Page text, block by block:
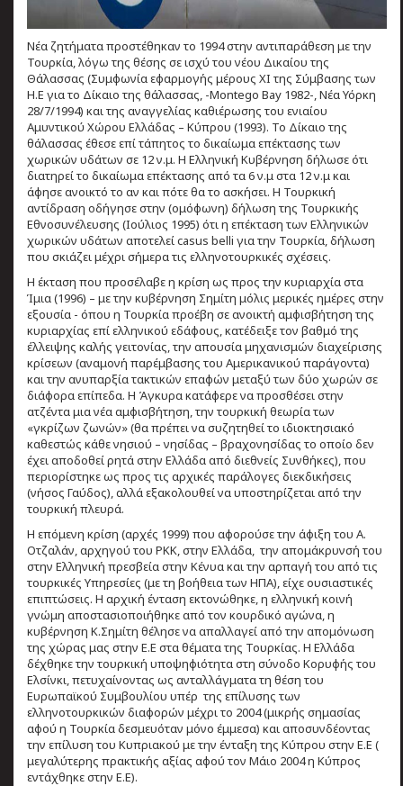
Νέα ζητήματα προστέθηκαν το 1994 στην αντιπαράθεση με την
Τουρκία, λόγω της θέσης σε ισχύ του νέου Δικαίου της
Θάλασσας (Συμφωνία εφαρμογής μέρους ΧΙ της Σύμβασης των
Η.Ε για το Δίκαιο της θάλασσας, -Montego Bay 1982-, Νέα Υόρκη
28/7/1994) και της αναγγελίας καθιέρωσης του ενιαίου
Αμυντικού Χώρου Ελλάδας – Κύπρου (1993). Το Δίκαιο της
θάλασσας έθεσε επί τάπητος το δικαίωμα επέκτασης των
χωρικών υδάτων σε 12 ν.μ. Η Ελληνική Κυβέρνηση δήλωσε ότι
διατηρεί το δικαίωμα επέκτασης από τα 6 ν.μ στα 12 ν.μ και
άφησε ανοικτό το αν και πότε θα το ασκήσει. Η Τουρκική
αντίδραση οδήγησε στην (ομόφωνη) δήλωση της Τουρκικής
Εθνοσυνέλευσης (Ιούλιος 1995) ότι η επέκταση των Ελληνικών
χωρικών υδάτων αποτελεί casus belli για την Τουρκία, δήλωση
που σκιάζει μέχρι σήμερα τις ελληνοτουρκικές σχέσεις.
Η έκταση που προσέλαβε η κρίση ως προς την κυριαρχία στα
Ίμια (1996) – με την κυβέρνηση Σημίτη μόλις μερικές ημέρες στην
εξουσία - όπου η Τουρκία προέβη σε ανοικτή αμφισβήτηση της
κυριαρχίας επί ελληνικού εδάφους, κατέδειξε τον βαθμό της
έλλειψης καλής γειτονίας, την απουσία μηχανισμών διαχείρισης
κρίσεων (αναμονή παρέμβασης του Αμερικανικού παράγοντα)
και την ανυπαρξία τακτικών επαφών μεταξύ των δύο χωρών σε
διάφορα επίπεδα. Η Άγκυρα κατάφερε να προσθέσει στην
ατζέντα μια νέα αμφισβήτηση, την τουρκική θεωρία των
«γκρίζων ζωνών» (θα πρέπει να συζητηθεί το ιδιοκτησιακό
καθεστώς κάθε νησιού – νησίδας – βραχονησίδας το οποίο δεν
έχει αποδοθεί ρητά στην Ελλάδα από διεθνείς Συνθήκες), που
περιορίστηκε ως προς τις αρχικές παράλογες διεκδικήσεις
(νήσος Γαύδος), αλλά εξακολουθεί να υποστηρίζεται από την
τουρκική πλευρά.
Η επόμενη κρίση (αρχές 1999) που αφορούσε την άφιξη του Α.
Οτζαλάν, αρχηγού του ΡΚΚ, στην Ελλάδα, την απομάκρυνσή του
στην Ελληνική πρεσβεία στην Κένυα και την αρπαγή του από τις
τουρκικές Υπηρεσίες (με τη βοήθεια των ΗΠΑ), είχε ουσιαστικές
επιπτώσεις. Η αρχική ένταση εκτονώθηκε, η ελληνική κοινή
γνώμη αποστασιοποιήθηκε από τον κουρδικό αγώνα, η
κυβέρνηση Κ.Σημίτη θέλησε να απαλλαγεί από την απομόνωση
της χώρας μας στην Ε.Ε στα θέματα της Τουρκίας. Η Ελλάδα
δέχθηκε την τουρκική υποψηφιότητα στη σύνοδο Κορυφής του
Ελσίνκι, πετυχαίνοντας ως ανταλλάγματα τη θέση του
Ευρωπαϊκού Συμβουλίου υπέρ της επίλυσης των
ελληνοτουρκικών διαφορών μέχρι το 2004 (μικρής σημασίας
αφού η Τουρκία δεσμευόταν μόνο έμμεσα) και αποσυνδέοντας
την επίλυση του Κυπριακού με την ένταξη της Κύπρου στην Ε.Ε (
μεγαλύτερης πρακτικής αξίας αφού τον Μάιο 2004 η Κύπρος
εντάχθηκε στην Ε.Ε).